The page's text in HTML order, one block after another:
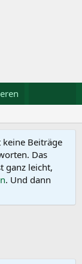
Kalender
Beiträge
Das
ganz leicht,
. Und dann